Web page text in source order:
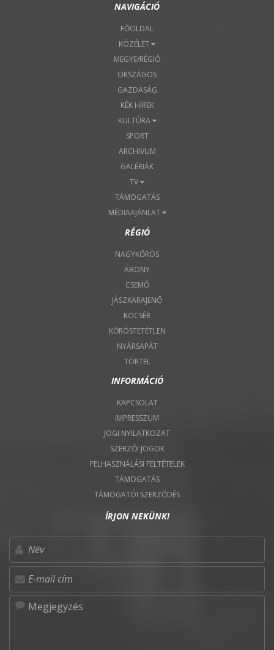
NAVIGÁCIÓ
FŐOLDAL
KÖZÉLET
MEGYE/RÉGIÓ
ORSZÁGOS
GAZDASÁG
KÉK HÍREK
KULTÚRA
SPORT
ARCHIVUM
GALÉRIÁK
TV
TÁMOGATÁS
MÉDIAAJÁNLAT
RÉGIÓ
NAGYKŐRÖS
ABONY
CSEMŐ
JÁSZKARAJENŐ
KOCSÉR
KŐRÖSTETÉTLEN
NYÁRSAPÁT
TÖRTEL
INFORMÁCIÓ
KAPCSOLAT
IMPRESSZUM
JOGI NYILATKOZAT
SZERZŐI JOGOK
FELHASZNÁLÁSI FELTÉTELEK
TÁMOGATÁS
TÁMOGATÓI SZERZŐDÉS
ÍRJON NEKÜNK!